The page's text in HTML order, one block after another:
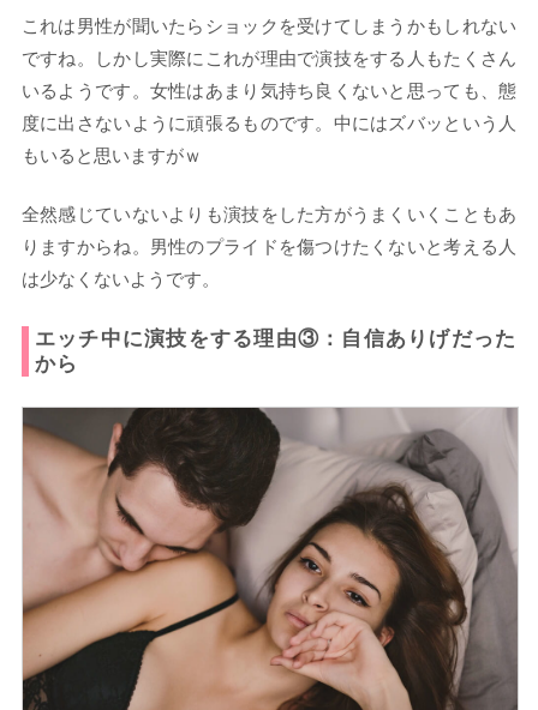
これは男性が聞いたらショックを受けてしまうかもしれない
ですね。しかし実際にこれが理由で演技をする人もたくさん
いるようです。女性はあまり気持ち良くないと思っても、態
度に出さないように頑張るものです。中にはズバッという人
もいると思いますがｗ
全然感じていないよりも演技をした方がうまくいくこともあ
りますからね。男性のプライドを傷つけたくないと考える人
は少なくないようです。
エッチ中に演技をする理由③：自信ありげだった
から